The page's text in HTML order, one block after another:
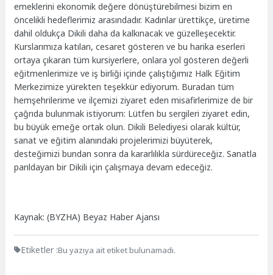
emeklerini ekonomik değere dönüştürebilmesi bizim en
öncelikli hedeflerimiz arasındadır. Kadınlar ürettikçe, üretime
dahil oldukça Dikili daha da kalkınacak ve güzelleşecektir.
Kurslarımıza katılan, cesaret gösteren ve bu harika eserleri
ortaya çıkaran tüm kursiyerlere, onlara yol gösteren değerli
eğitmenlerimize ve iş birliği içinde çalıştığımız Halk Eğitim
Merkezimize yürekten teşekkür ediyorum. Buradan tüm
hemşehrilerime ve ilçemizi ziyaret eden misafirlerimize de bir
çağrıda bulunmak istiyorum: Lütfen bu sergileri ziyaret edin,
bu büyük emeğe ortak olun. Dikili Belediyesi olarak kültür,
sanat ve eğitim alanındaki projelerimizi büyüterek,
desteğimizi bundan sonra da kararlılıkla sürdüreceğiz. Sanatla
parıldayan bir Dikili için çalışmaya devam edeceğiz.
Kaynak: (BYZHA) Beyaz Haber Ajansı
Etiketler :Bu yazıya ait etiket bulunamadı.